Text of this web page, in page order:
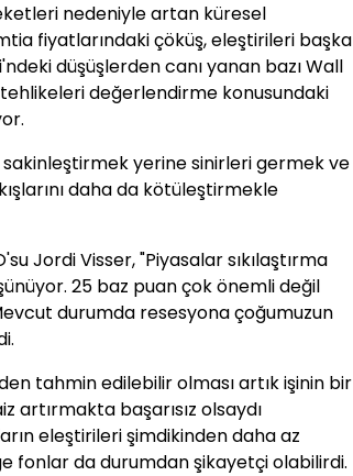
nedeniyle artan küresel
fiyatlarındaki çöküş, eleştirileri başka
düşüşlerden canı yanan bazı Wall
tehlikeleri değerlendirme konusundaki
sakinleştirmek yerine sinirleri germek ve
daha da kötüleştirmekle
Jordi Visser, "Piyasalar sıkılaştırma
25 baz puan çok önemli değil
durumda resesyona çoğumuzun
tahmin edilebilir olması artık işinin bir
artırmakta başarısız olsaydı
eleştirileri şimdikinden daha az
fonlar da durumdan şikayetçi olabilirdi.